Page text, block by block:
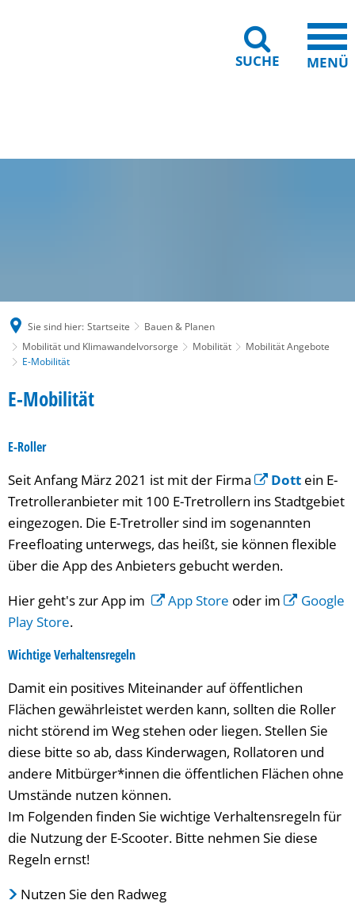
SUCHE MENÜ
Sie sind hier: Startseite
Bauen & Planen
Mobilität und Klimawandelvorsorge
Mobilität
Mobilität Angebote
E-Mobilität
E-E-Mobilität
E-Roller
Seit Anfang März 2021 ist mit der Firma Dott ein E-
Tretrolleranbieter mit 100 E-Tretrollern ins Stadtgebiet
eingezogen. Die E-Tretroller sind im sogenannten
Freefloating unterwegs, das heißt, sie können flexible
über die App des Anbieters gebucht werden.
Hier geht's zur App im
App Store oder im
Google
Play Store.
Wichtige Verhaltensregeln
Damit ein positives Miteinander auf öffentlichen
Flächen gewährleistet werden kann, sollten die Roller
nicht störend im Weg stehen oder liegen. Stellen Sie
diese bitte so ab, dass Kinderwagen, Rollatoren und
andere Mitbürger*innen die öffentlichen Flächen ohne
Umstände nutzen können.
Im Folgenden finden Sie wichtige Verhaltensregeln für
die Nutzung der E-Scooter. Bitte nehmen Sie diese
Regeln ernst!
Nutzen Sie den Radweg